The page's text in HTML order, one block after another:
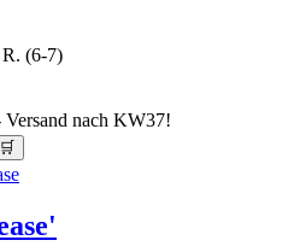
(6-7)
nach KW37!